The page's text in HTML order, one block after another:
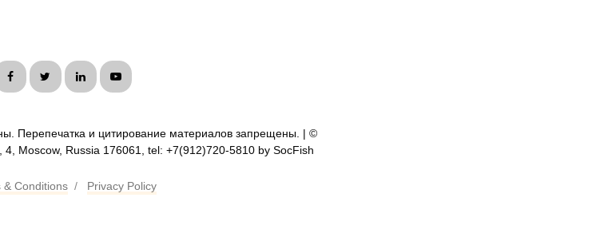
Перепечатка и цитирование материалов запрещены. | ©
Moscow, Russia 176061, tel: +7(912)720-5810 by SocFish
& Conditions / Privacy Policy